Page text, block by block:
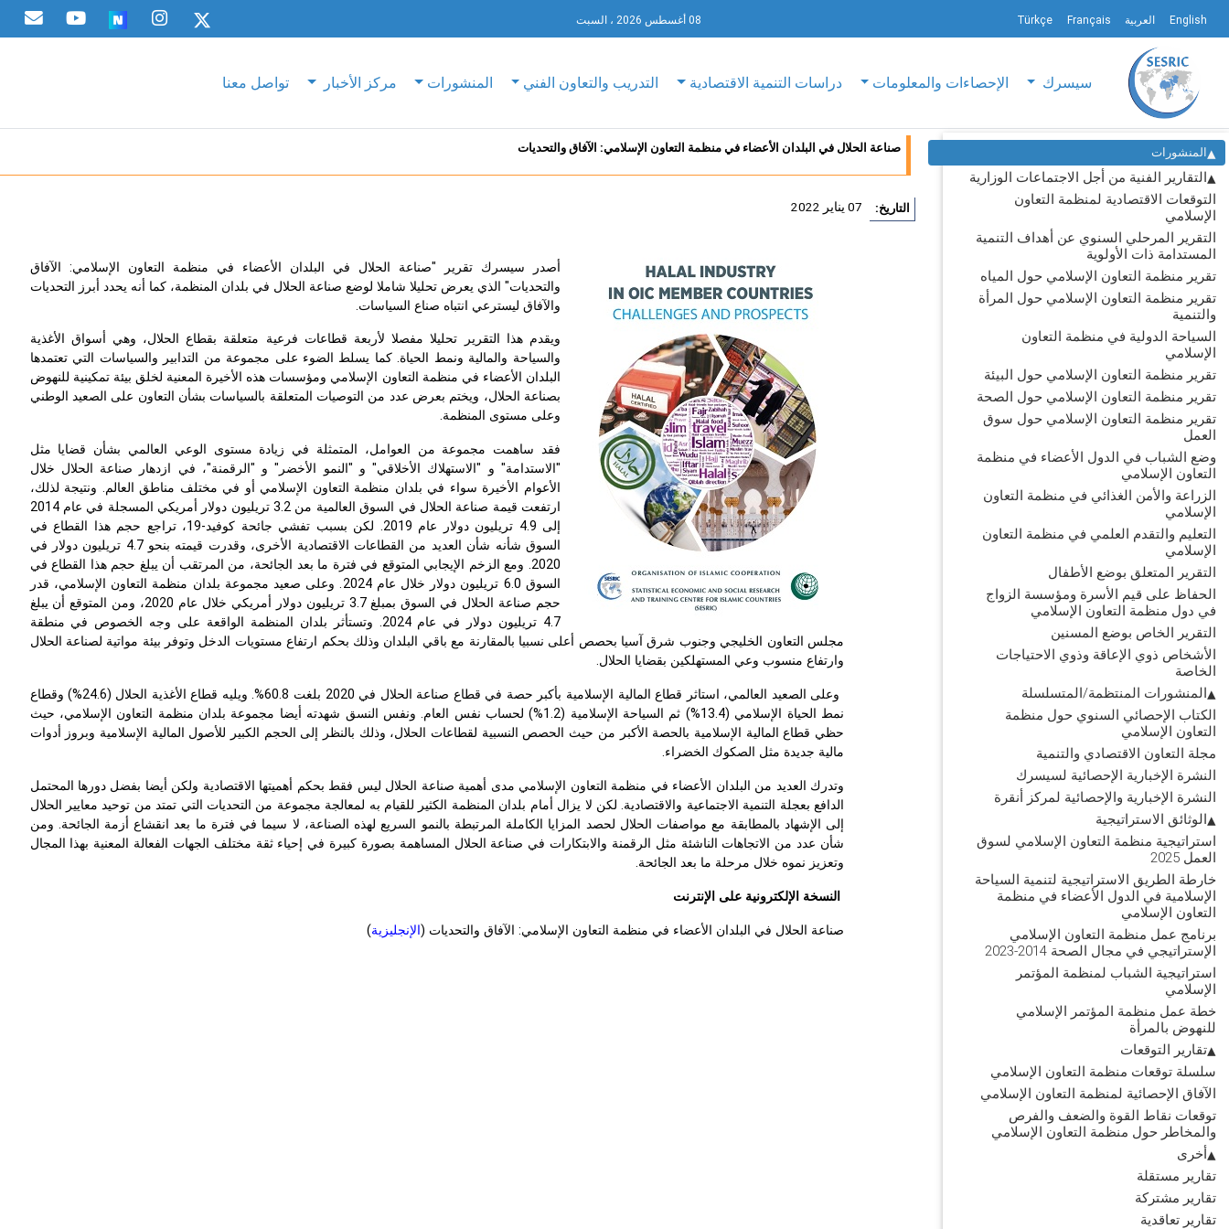
English العربية Français
Türkçe 08 أغسطس 2026 ، السبت
سيسرك الإحصاءات والمعلومات دراسات التنمية الاقتصادية التدريب والتعاون الفني المنشورات مركز الأخبار تواصل معنا
المنشورات
التقارير الفنية من أجل الاجتماعات الوزارية
التوقعات الاقتصادية لمنظمة التعاون
الإسلامي
التقرير المرحلي السنوي عن أهداف التنمية
المستدامة ذات الأولوية
تقرير منظمة التعاون الإسلامي حول المياه
تقرير منظمة التعاون الإسلامي حول المرأة
والتنمية
السياحة الدولية في منظمة التعاون
الإسلامي
تقرير منظمة التعاون الإسلامي حول البيئة
تقرير منظمة التعاون الإسلامي حول الصحة
تقرير منظمة التعاون الإسلامي حول سوق
العمل
وضع الشباب في الدول الأعضاء في منظمة
التعاون الإسلامي
الزراعة والأمن الغذائي في منظمة التعاون
الإسلامي
التعليم والتقدم العلمي في منظمة التعاون
الإسلامي
التقرير المتعلق بوضع الأطفال
الحفاظ على قيم الأسرة ومؤسسة الزواج
في دول منظمة التعاون الإسلامي
التقرير الخاص بوضع المسنين
الأشخاص ذوي الإعاقة وذوي الاحتياجات
الخاصة
المنشورات المنتظمة/المتسلسلة
الكتاب الإحصائي السنوي حول منظمة
التعاون الإسلامي
مجلة التعاون الاقتصادي والتنمية
النشرة الإخبارية الإحصائية لسيسرك
النشرة الإخبارية والإحصائية لمركز أنقرة
الوثائق الاستراتيجية
استراتيجية منظمة التعاون الإسلامي لسوق
العمل 2025
خارطة الطريق الاستراتيجية لتنمية السياحة
الإسلامية في الدول الأعضاء في منظمة
التعاون الإسلامي
برنامج عمل منظمة التعاون الإسلامي
الإستراتيجي في مجال الصحة 2014-2023
استراتيجية الشباب لمنظمة المؤتمر
الإسلامي
خطة عمل منظمة المؤتمر الإسلامي
للنهوض بالمرأة
تقارير التوقعات
سلسلة توقعات منظمة التعاون الإسلامي
الآفاق الإحصائية لمنظمة التعاون الإسلامي
توقعات نقاط القوة والضعف والفرص
والمخاطر حول منظمة التعاون الإسلامي
أخرى
تقارير مستقلة
تقارير مشتركة
تقارير تعاقدية
صناعة الحلال في البلدان الأعضاء في منظمة التعاون الإسلامي: الآفاق والتحديات
التاريخ: 07 يناير 2022
أصدر سيسرك تقرير "صناعة الحلال في البلدان الأعضاء في منظمة التعاون الإسلامي: الآفاق
والتحديات" الذي يعرض تحليلا شاملا لوضع صناعة الحلال في بلدان المنظمة، كما أنه يحدد أبرز التحديات
والآفاق ليسترعي انتباه صناع السياسات.
ويقدم هذا التقرير تحليلا مفصلا لأربعة قطاعات فرعية متعلقة بقطاع الحلال، وهي أسواق الأغذية
والسياحة والمالية ونمط الحياة. كما يسلط الضوء على مجموعة من التدابير والسياسات التي تعتمدها
البلدان الأعضاء في منظمة التعاون الإسلامي ومؤسسات هذه الأخيرة المعنية لخلق بيئة تمكينية للنهوض
بصناعة الحلال، ويختم بعرض عدد من التوصيات المتعلقة بالسياسات بشأن التعاون على الصعيد الوطني
وعلى مستوى المنظمة.
فقد ساهمت مجموعة من العوامل، المتمثلة في زيادة مستوى الوعي العالمي بشأن قضايا مثل
"الاستدامة" و "الاستهلاك الأخلاقي" و "النمو الأخضر" و "الرقمنة"، في ازدهار صناعة الحلال خلال
الأعوام الأخيرة سواء في بلدان منظمة التعاون الإسلامي أو في مختلف مناطق العالم. ونتيجة لذلك،
ارتفعت قيمة صناعة الحلال في السوق العالمية من 3.2 تريليون دولار أمريكي المسجلة في عام 2014
إلى 4.9 تريليون دولار عام 2019. لكن بسبب تفشي جائحة كوفيد-19، تراجع حجم هذا القطاع في
السوق شأنه شأن العديد من القطاعات الاقتصادية الأخرى، وقدرت قيمته بنحو 4.7 تريليون دولار في
2020. ومع الزخم الإيجابي المتوقع في فترة ما بعد الجائحة، من المرتقب أن يبلغ حجم هذا القطاع في
السوق 6.0 تريليون دولار خلال عام 2024. وعلى صعيد مجموعة بلدان منظمة التعاون الإسلامي، قدر
حجم صناعة الحلال في السوق بمبلغ 3.7 تريليون دولار أمريكي خلال عام 2020، ومن المتوقع أن يبلغ
4.7 تريليون دولار في عام 2024. وتستأثر بلدان المنظمة الواقعة على وجه الخصوص في منطقة
مجلس التعاون الخليجي وجنوب شرق آسيا بحصص أعلى نسبيا بالمقارنة مع باقي البلدان وذلك بحكم ارتفاع مستويات الدخل وتوفر بيئة مواتية لصناعة الحلال
وارتفاع منسوب وعي المستهلكين بقضايا الحلال.
وعلى الصعيد العالمي، استاثر قطاع المالية الإسلامية بأكبر حصة في قطاع صناعة الحلال في 2020 بلغت 60.8%. ويليه قطاع الأغذية الحلال (24.6%) وقطاع
نمط الحياة الإسلامي (13.4%) ثم السياحة الإسلامية (1.2%) لحساب نفس العام. ونفس النسق شهدته أيضا مجموعة بلدان منظمة التعاون الإسلامي، حيث
حظي قطاع المالية الإسلامية بالحصة الأكبر من حيث الحصص النسبية لقطاعات الحلال، وذلك بالنظر إلى الحجم الكبير للأصول المالية الإسلامية وبروز أدوات
مالية جديدة مثل الصكوك الخضراء.
وتدرك العديد من البلدان الأعضاء في منظمة التعاون الإسلامي مدى أهمية صناعة الحلال ليس فقط بحكم أهميتها الاقتصادية ولكن أيضا بفضل دورها المحتمل
الدافع بعجلة التنمية الاجتماعية والاقتصادية. لكن لا يزال أمام بلدان المنظمة الكثير للقيام به لمعالجة مجموعة من التحديات التي تمتد من توحيد معايير الحلال
إلى الإشهاد بالمطابقة مع مواصفات الحلال لحصد المزايا الكاملة المرتبطة بالنمو السريع لهذه الصناعة، لا سيما في فترة ما بعد انقشاع أزمة الجائحة. ومن
شأن عدد من الاتجاهات الناشئة مثل الرقمنة والابتكارات في صناعة الحلال المساهمة بصورة كبيرة في إحياء ثقة مختلف الجهات الفعالة المعنية بهذا المجال
وتعزيز نموه خلال مرحلة ما بعد الجائحة.
النسخة الإلكترونية على الإنترنت
صناعة الحلال في البلدان الأعضاء في منظمة التعاون الإسلامي: الآفاق والتحديات (الإنجليزية)